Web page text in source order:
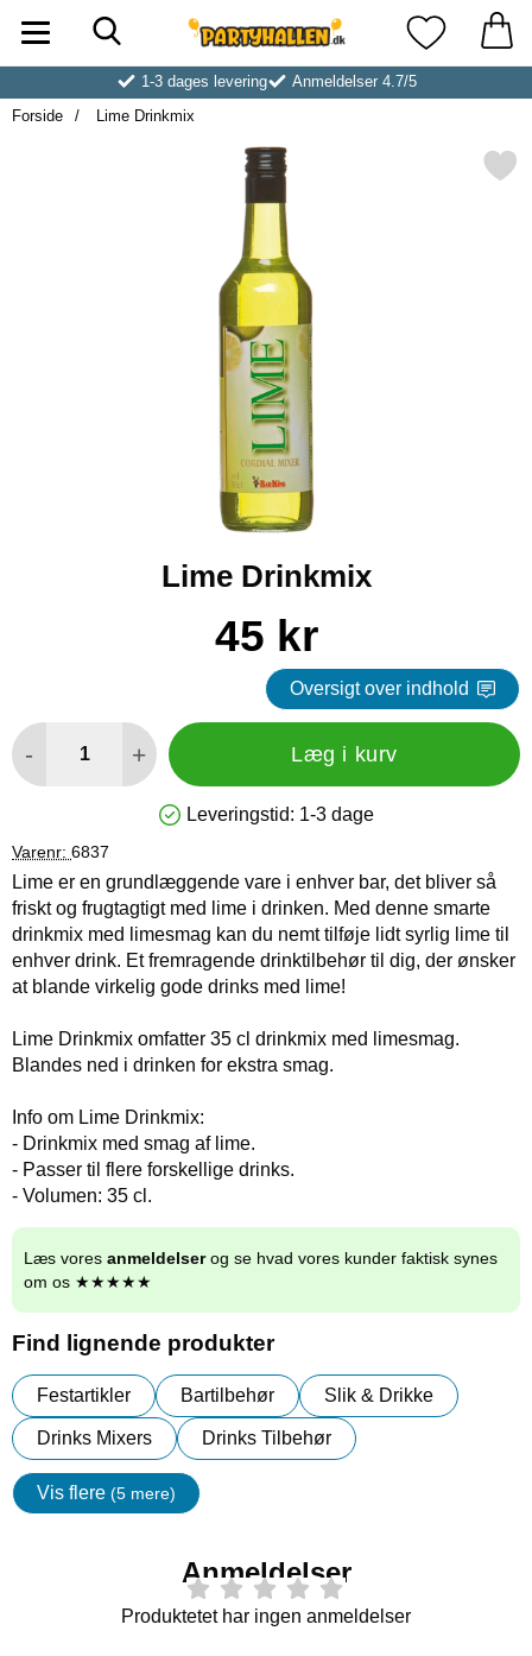
Startside for Partyhallen AB Mine
1-3 dages levering
Anmeldelser 4.7/5
Forside
Lime Drinkmix
Markér lime
Lime Drinkmix
Køb dette produkt Lime Drinkmix
pris
45 kr
Oversigt over indhold
- + Læg i kurv
Produkttilgængelighed: På lager
Leveringstid: 1-3 dage
Varenr: 6837
Lime er en grundlæggende vare i enhver bar, det bliver så
friskt og frugtagtigt med lime i drinken. Med denne smarte
drinkmix med limesmag kan du nemt tilføje lidt syrlig lime til
enhver drink. Et fremragende drinktilbehør til dig, der ønsker
at blande virkelig gode drinks med lime!
Lime Drinkmix omfatter 35 cl drinkmix med limesmag.
Blandes ned i drinken for ekstra smag.
Info om Lime Drinkmix:
- Drinkmix med smag af lime.
- Passer til flere forskellige drinks.
- Volumen: 35 cl.
Læs vores anmeldelserog se hvad vores kunder faktisk synes
om os ★★★★★
Find lignende produkter
Festartikler Bartilbehør Slik & Drikke
Drinks Mixers Drinks Tilbehør
Vis flere (5 mere)
Egenskaper
Anmeldelser
Produktetet har ingen anmeldelser